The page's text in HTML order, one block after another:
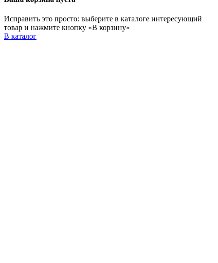
Исправить это просто: выберите в каталоге интересующий
товар и нажмите кнопку «В корзину»
В каталог